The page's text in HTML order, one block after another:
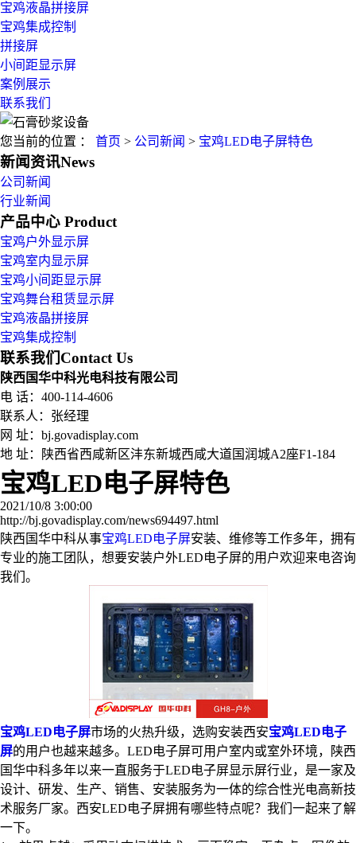
宝鸡液晶拼接屏
宝鸡集成控制
拼接屏
小间距显示屏
案例展示
联系我们
您当前的位置 ： 首页 > 公司新闻 > 宝鸡LED电子屏特色
新闻资讯News
公司新闻
行业新闻
产品中心 Product
宝鸡户外显示屏
宝鸡室内显示屏
宝鸡小间距显示屏
宝鸡舞台租赁显示屏
宝鸡液晶拼接屏
宝鸡集成控制
联系我们Contact Us
陕西国华中科光电科技有限公司
电 话：400-114-4606
联系人：张经理
网 址：bj.govadisplay.com
地 址：
陕西省西咸新区沣东新城西咸大道国润城A2座F1-184
宝鸡LED电子屏特色
2021/10/8 3:00:00
http://bj.govadisplay.com/news694497.html
陕西国华中科从事宝鸡LED电子屏安装、维修等工作多年，拥有
专业的施工团队，想要安装户外LED电子屏的用户欢迎来电咨询
我们。
宝鸡LED电子屏市场的火热升级，选购安装西安宝鸡LED电子
屏的用户也越来越多。LED电子屏可用户室内或室外环境，陕西
国华中科多年以来一直服务于LED电子屏显示屏行业，是一家及
设计、研发、生产、销售、安装服务为一体的综合性光电高新技
术服务厂家。西安LED电子屏拥有哪些特点呢？我们一起来了解
一下。